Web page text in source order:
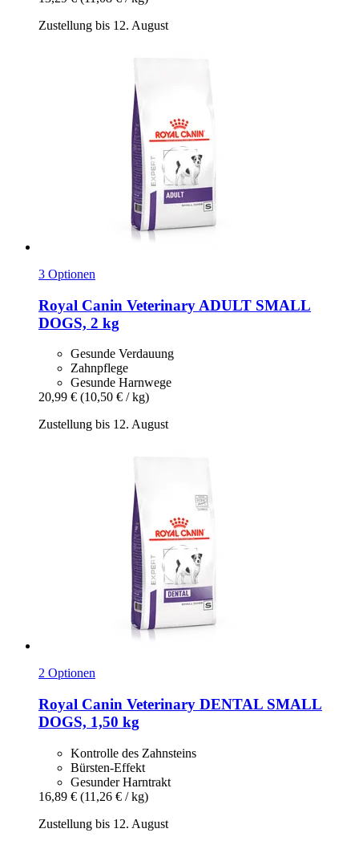
Zustellung bis 12. August
3 Optionen
Royal Canin Veterinary ADULT SMALL
DOGS, 2 kg
Gesunde Verdauung
Zahnpflege
Gesunde Harnwege
20,99 € (10,50 € / kg)
Zustellung bis 12. August
2 Optionen
Royal Canin Veterinary DENTAL SMALL
DOGS, 1,50 kg
Kontrolle des Zahnsteins
Bürsten-Effekt
Gesunder Harntrakt
16,89 € (11,26 € / kg)
Zustellung bis 12. August